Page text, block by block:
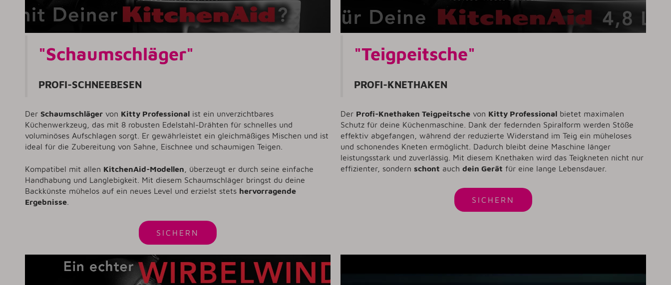
"Schaumschläger"
PROFI-SCHNEEBESEN
Der Schaumschläger von Kitty Professional ist ein unverzichtbares
Küchenwerkzeug, das mit 8 robusten Edelstahl-Drähten für schnelles und
voluminöses Aufschlagen sorgt. Er gewährleistet ein gleichmäßiges Mischen und ist
ideal für die Zubereitung von Sahne, Eischnee und schaumigen Teigen.
Kompatibel mit allen KitchenAid-Modellen , überzeugt er durch seine einfache
Handhabung und Langlebigkeit. Mit diesem Schaumschläger bringst du deine
Backkünste mühelos auf ein neues Level und erzielst stets hervorragende
Ergebnisse
SICHERN
"Teigpeitsche"
PROFI-KNETHAKEN
Der Profi-Knethaken Teigpeitsche von Kitty Professional bietet maximalen
Schutz für deine Küchenmaschine. Dank der federnden Spiralform werden Stöße
effektiv abgefangen, während der reduzierte Widerstand im Teig ein müheloses
und schonendes Kneten ermöglicht. Dadurch bleibt deine Maschine länger
leistungsstark und zuverlässig. Mit diesem Knethaken wird das Teigkneten nicht nur
effizienter, sondern schont auch dein Gerät für eine lange Lebensdauer.
SICHERN